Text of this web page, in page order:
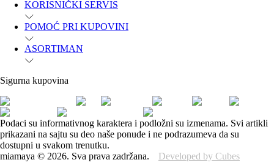
KORISNIČKI SERVIS
POMOĆ PRI KUPOVINI
ASORTIMAN
Sigurna kupovina
Podaci su informativnog karaktera i podložni su izmenama. Svi artikli
prikazani na sajtu su deo naše ponude i ne podrazumeva da su
dostupni u svakom trenutku.
miamaya © 2026. Sva prava zadržana. Developed by Cubes